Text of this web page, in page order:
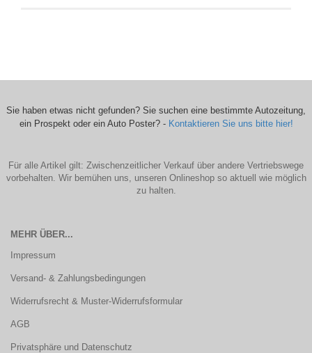
Sie haben etwas nicht gefunden? Sie suchen eine bestimmte Autozeitung,
ein Prospekt oder ein Auto Poster? - Kontaktieren Sie uns bitte hier!
Für alle Artikel gilt: Zwischenzeitlicher Verkauf über andere Vertriebswege
vorbehalten. Wir bemühen uns, unseren Onlineshop so aktuell wie möglich
zu halten.
MEHR ÜBER...
Impressum
Versand- & Zahlungsbedingungen
Widerrufsrecht & Muster-Widerrufsformular
AGB
Privatsphäre und Datenschutz